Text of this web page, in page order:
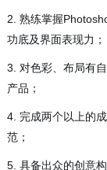
2. 熟练掌握
功底及界面表现力；
3. 对色彩、布局有
产品；
4. 完成两个以上的
范；
5. 具备出众的创意